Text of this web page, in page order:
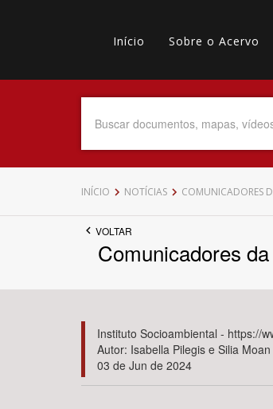
Main
navigation
Início Sobre o Acervo
secundário
Data do Documento
Tema
INÍCIO NOTÍCIAS COMUNICADORES
VOLTAR
Comunicadores
Instituto Socioambiental - https://
Autor: Isabella Pilegis e Silia Moan
03 de Jun de 2024